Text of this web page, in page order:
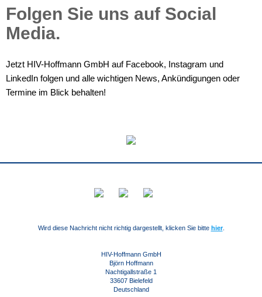
Folgen Sie uns auf Social
Media.
Jetzt HIV-Hoffmann GmbH auf Facebook, Instagram und
LinkedIn folgen und alle wichtigen News, Ankündigungen oder
Termine im Blick behalten!
Wird diese Nachricht nicht richtig dargestellt, klicken Sie bitte hier.
HIV-Hoffmann GmbH
Björn Hoffmann
Nachtigallstraße 1
33607 Bielefeld
Deutschland